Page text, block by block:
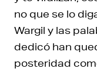
no que se lo
Wargil y las
dedicó han
posteridad